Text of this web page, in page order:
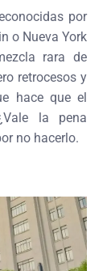
por
o Nueva York
rara de
retrocesos y
hace que el
la pena
no hacerlo.